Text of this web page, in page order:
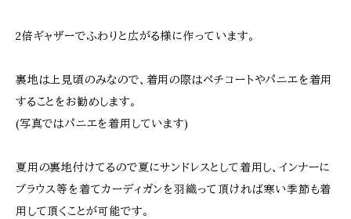
2倍ギャザーでふわりと広がる様に作っています。
裏地は上見頃のみなので、着用の際はペチコートやパニエを着用
することをお勧めします。
(写真ではパニエを着用しています)
夏用の裏地付けてるので夏にサンドレスとして着用し、インナーに
ブラウス等を着てカーディガンを羽織って頂ければ寒い季節も着
用して頂くことが可能です。